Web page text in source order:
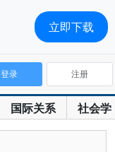
国际关系 社会学
登录 注册
立即下载